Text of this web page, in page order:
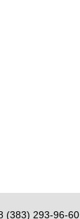
(383) 293-96-